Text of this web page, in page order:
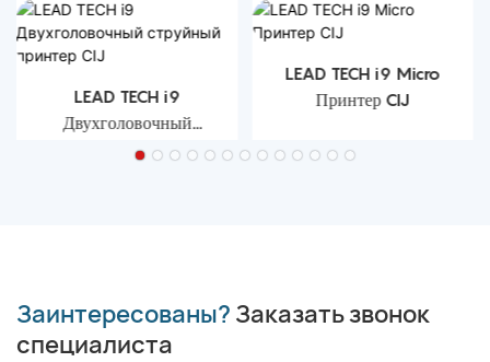
LEAD TECH i9
Двухголовочный
струйный принтер CIJ
LEAD TECH i9 Micro
Принтер CIJ
Заинтересованы? Заказать звонок
специалиста